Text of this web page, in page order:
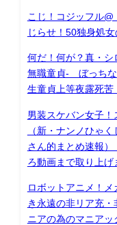
こじ！コジッフル
じらせ！50独身処
何だ！何が？真・
無職童貞- ぼっちな
生童貞上等夜露死苦
男装スケバン女子！
（新・ナンノひゃ
さん的まとめ速報
ろ動画まで取り上げ
ロボットアニメ！
き永遠の非リア充
ニアの為のマニアッ